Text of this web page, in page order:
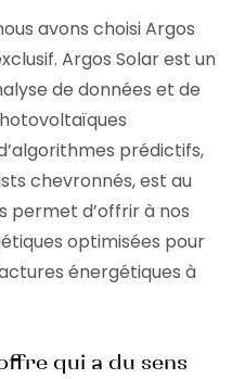
avons choisi Argos
Argos Solar est un
de données et de
prédictifs,
chevronnés, est au
permet d’offrir à nos
optimisées pour
énergétiques à
qui a du sens